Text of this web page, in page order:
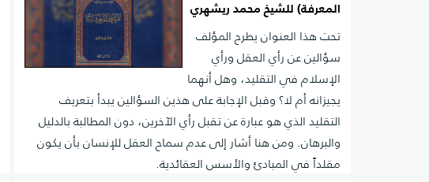
المعرفة) للشيخ محمد ريشهري
تحت هذا العنوان يطرح المؤلف
سؤالين عن رأي العقل ورأي
الإسلام في التقليد، وهل أنهما
يجيزانه أم لا؟ وقبل الإجابة على هذين السؤالين يبدأ بتعريف
التقليد الذي هو عبارة عن تقبل رأي الآخرين، دون المطالبة بالدليل
والبرهان. ومن هنا أشار إلى عدم سماح العقل للإنسان بأن يكون
مقلداً في المبادئ والأسس العقائدية.